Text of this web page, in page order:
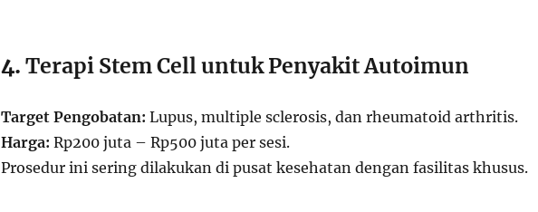
4. Terapi Stem Cell untuk Penyakit Autoimun
Target Pengobatan: Lupus, multiple sclerosis, dan rheumatoid arthritis.
Harga: Rp200 juta – Rp500 juta per sesi.
Prosedur ini sering dilakukan di pusat kesehatan dengan fasilitas khusus.